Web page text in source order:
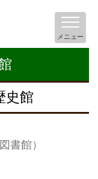
史館
メニュー
書館）